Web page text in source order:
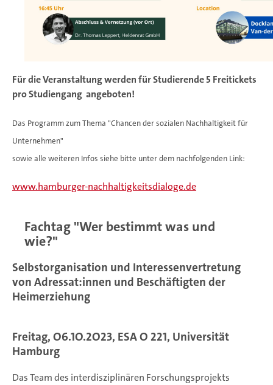
Für die Veranstaltung werden für Studierende 5 Freitickets
pro Studiengang angeboten!
Das Programm zum Thema "Chancen der sozialen Nachhaltigkeit für
Unternehmen"
sowie alle weiteren Infos siehe bitte unter dem nachfolgenden Link:
www.hamburger-nachhaltigkeitsdialoge.de
Fachtag "Wer bestimmt was und
wie?"
Selbstorganisation und Interessenvertretung
von Adressat:innen und Beschäftigten der
Heimerziehung
Freitag, O6.1O.2O23, ESA O 221, Universität
Hamburg
Das Team des interdisziplinären Forschungsprojekts